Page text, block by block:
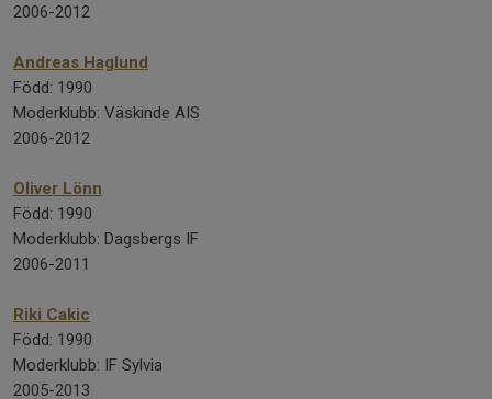
2006-2012
Andreas Haglund
Född: 1990
Moderklubb: Väskinde AIS
2006-2012
Oliver Lönn
Född: 1990
Moderklubb: Dagsbergs IF
2006-2011
Riki Cakic
Född: 1990
Moderklubb: IF Sylvia
2005-2013